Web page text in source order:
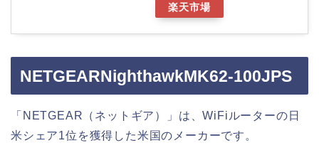
楽天市場
NETGEARNighthawkMK62-100JPS
「NETGEAR（ネットギア）」は、WiFiルーターの日
米シェア1位を獲得した米国のメーカーです。